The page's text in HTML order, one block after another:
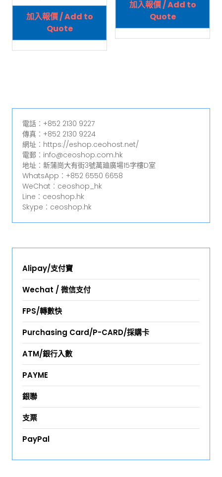
加入報價 / Add to
Quote
加入報價 / Add to
Quote
電話︰+852 2130 9227
傳真︰+852 2130 9224
網址︰https://eshop.ceohost.net/
電郵︰info@ceoshop.com.hk
地址︰新蒲崗大有街3號萬廸廣場15字樓D室
WhatsApp︰+852 6550 6658
WeChat︰ceoshop_hk
Line︰ceoshop.hk
Skype︰ceoshop.hk
Alipay/支付寶
Wechat / 微信支付
FPS/轉數快
Purchasing Card/P-CARD/採購卡
ATM/銀行入數
PAYME
銀聯
支票
PayPal